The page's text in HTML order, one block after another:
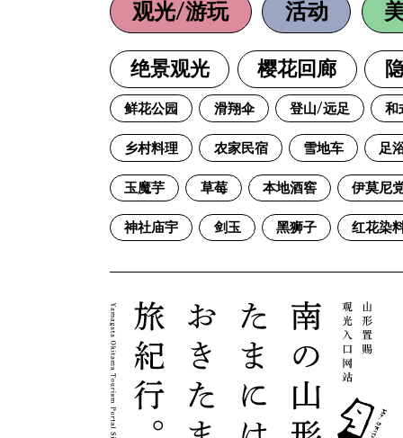
观光/游玩 活动
绝景观光 樱花回廊
鲜花公园 滑翔伞 登山/远足 和
乡村料理 农家民宿 雪地车 足
玉魔芋 草莓 本地酒窖 伊莫尼
神社庙宇 剑玉 黑狮子 红花染